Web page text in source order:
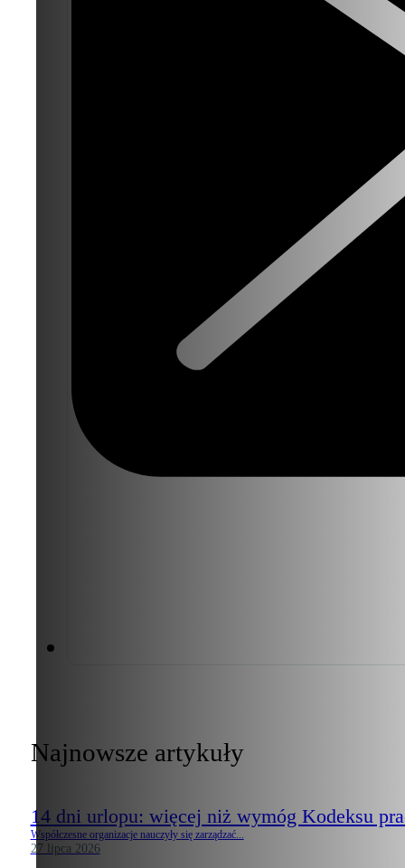
Najnowsze artykuły
14 dni urlopu: więcej niż wymóg Kodeksu
Współczesne organizacje nauczyły się zarządzać...
27 lipca 2026